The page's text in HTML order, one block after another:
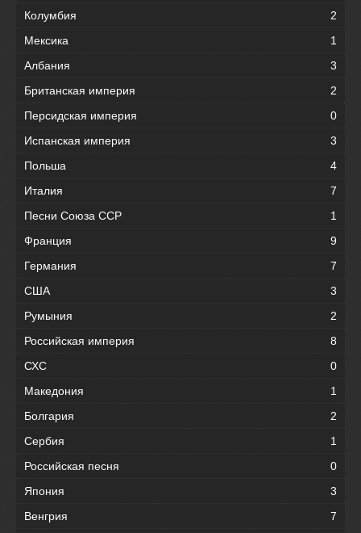
Колумбия
2
Мексика
1
Албания
3
Британская империя
2
Персидская империя
0
Испанская империя
3
Польша
4
Италия
7
Песни Союза ССР
1
Франция
9
Германия
7
США
3
Румыния
2
Российская империя
8
СХС
0
Македония
1
Болгария
2
Сербия
1
Российская песня
0
Япония
3
Венгрия
7